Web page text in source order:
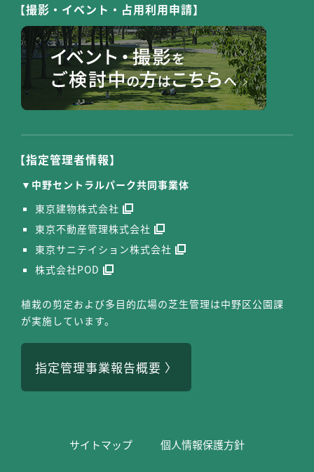
【撮影・イベント・占用利用申請】
【指定管理者情報】
中野セントラルパーク共同事業体
東京建物株式会社
東京不動産管理株式会社
東京サニテイション株式会社
株式会社POD
植栽の剪定および多目的広場の芝生管理は中野区公園課
が実施しています。
指定管理事業報告概要
サイトマップ 個⼈情報保護⽅針